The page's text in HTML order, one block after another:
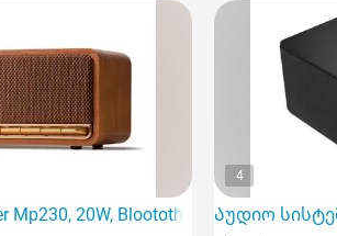
20W, Bloototh, USB, micro SD,
4
Აუდიო